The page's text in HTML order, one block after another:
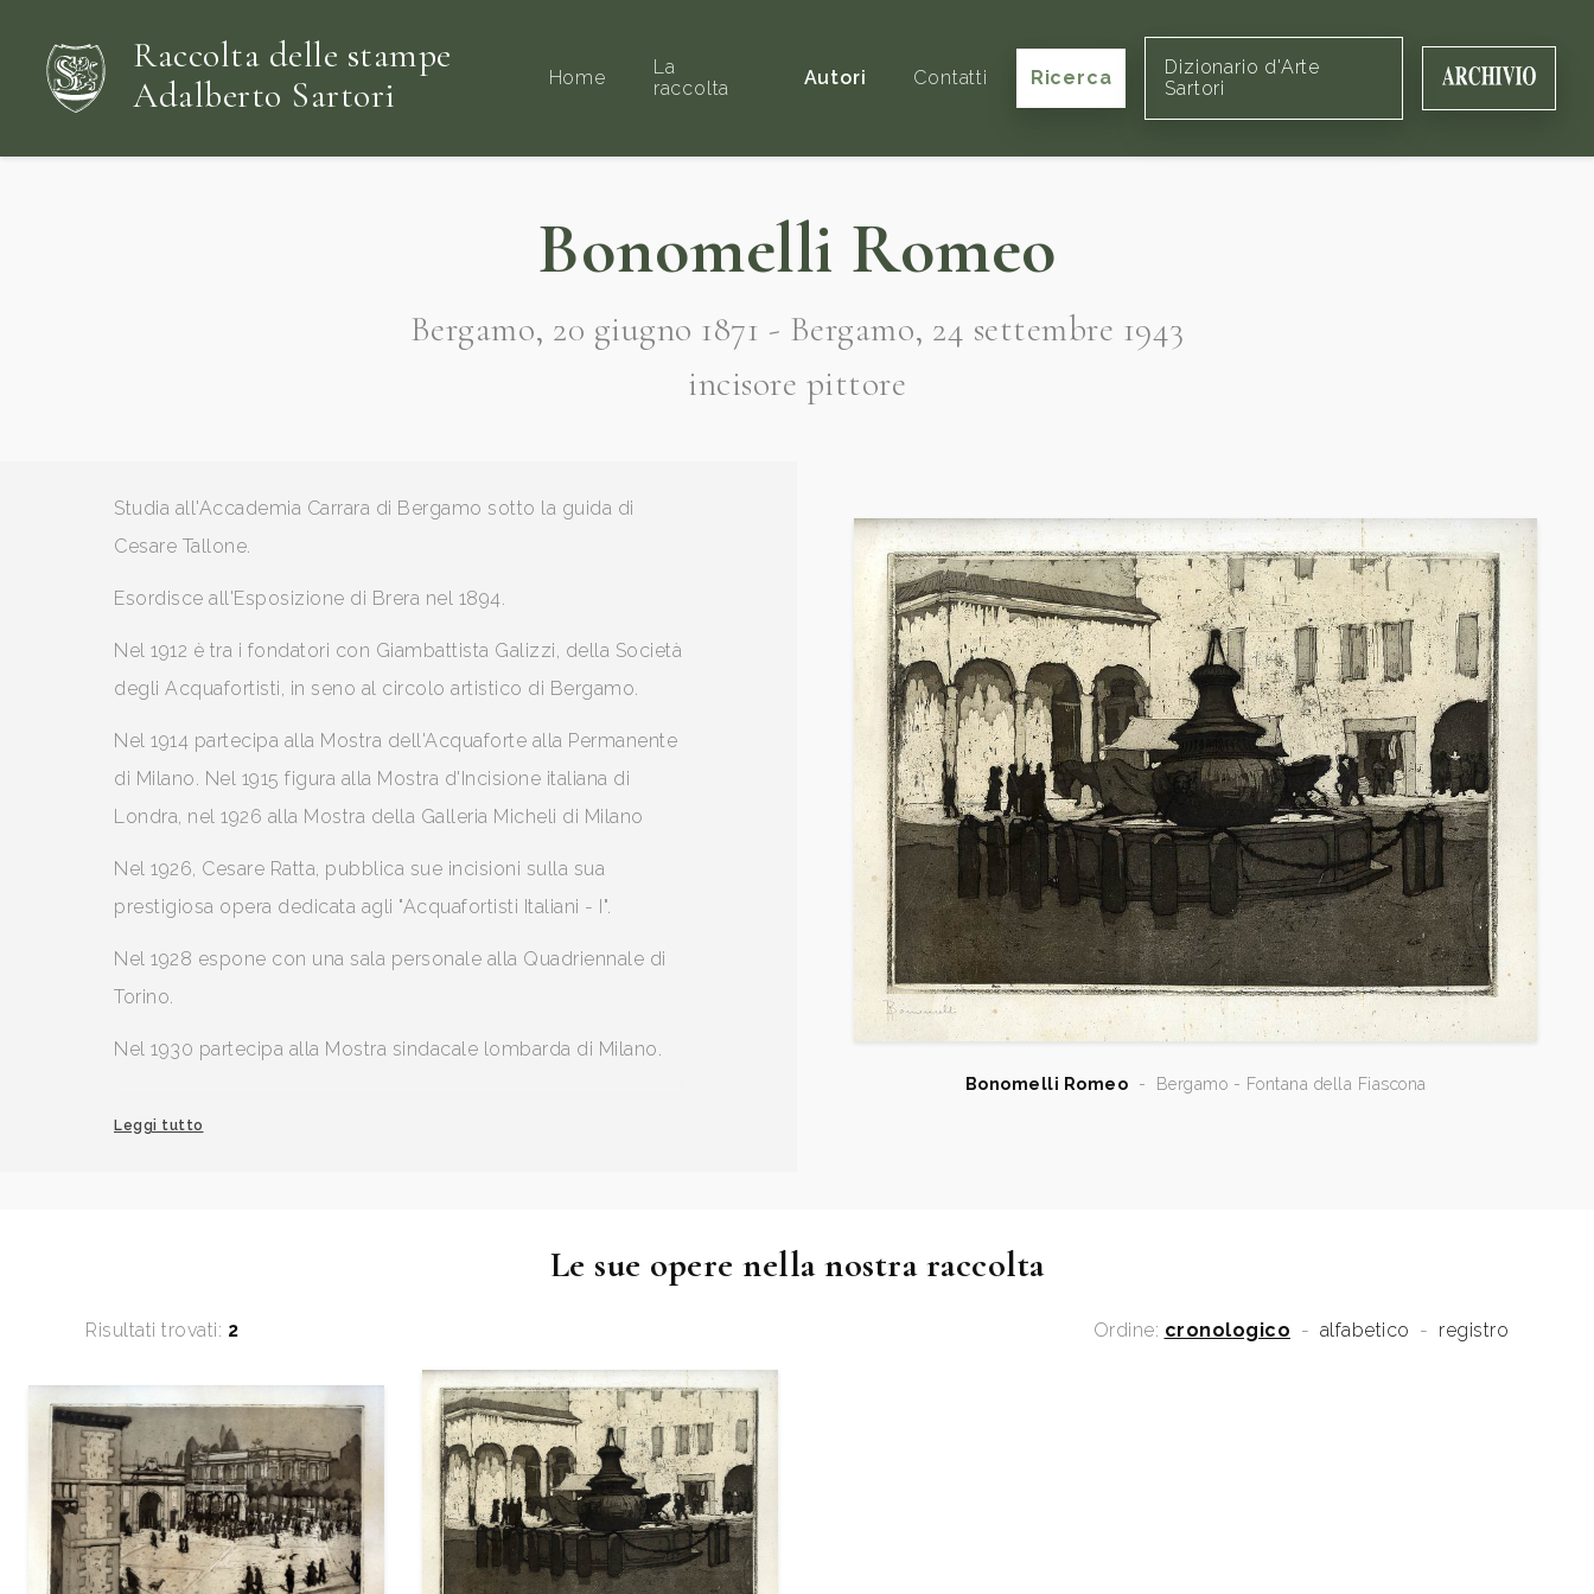
Raccolta delle stampe
Adalberto Sartori
Home
La
raccolta
Autori Contatti Ricerca
Dizionario d'Arte
Sartori
Bonomelli Romeo
Bergamo, 20 giugno 1871 - Bergamo, 24 settembre 1943
incisore pittore
Studia all'Accademia Carrara di Bergamo sotto la guida di
Cesare Tallone.
Esordisce all'Esposizione di Brera nel 1894.
Nel 1912 è tra i fondatori con Giambattista Galizzi, della Società
degli Acquafortisti, in seno al circolo artistico di Bergamo.
Nel 1914 partecipa alla Mostra dell'Acquaforte alla Permanente
di Milano. Nel 1915 figura alla Mostra d'Incisione italiana di
Londra, nel 1926 alla Mostra della Galleria Micheli di Milano
Nel 1926, Cesare Ratta, pubblica sue incisioni sulla sua
prestigiosa opera dedicata agli "Acquafortisti Italiani - I".
Nel 1928 espone con una sala personale alla Quadriennale di
Torino.
Nel 1930 partecipa alla Mostra sindacale lombarda di Milano.
l'incisione: Palazzolo sull'Oglio.
Lorandi. nella Sala Espositiva “Virgilio Carbonari” di Seriate.
Tra la sua produzione artistica si ricordano quarantasei vedute
quattordici vedute di Palazzolo, dodici soggetti di castelli e
ruderi di fortilizi della provincia, e qualche ritratto
all'acquatinta.
Bibliografia:
Leggi tutto
Bonomelli Romeo - Bergamo - Fontana della Fiascona
Le sue opere nella nostra raccolta
Risultati trovati: 2 Ordine: cronologico - alfabetico - registro